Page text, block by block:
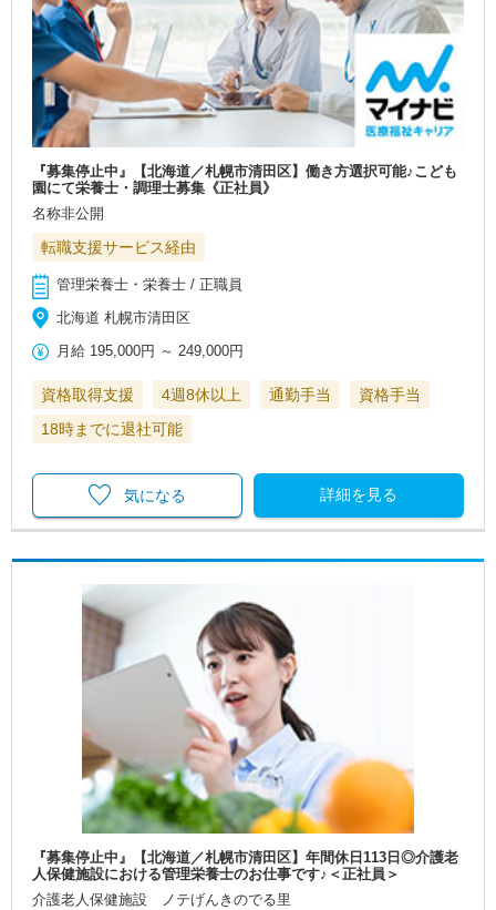
『募集停止中』【北海道／札幌市清田区】働き方選択可能♪こども
園にて栄養士・調理士募集《正社員》
名称非公開
転職支援サービス経由
管理栄養士・栄養士 / 正職員
北海道 札幌市清田区
月給 195,000円 ～ 249,000円
資格取得支援 4週8休以上 通勤手当
資格手当
18時までに退社可能
詳細を見る
気になる
『募集停止中』【北海道／札幌市清田区】年間休日113日◎介護老
人保健施設における管理栄養士のお仕事です♪＜正社員＞
介護老人保健施設 ノテげんきのでる里